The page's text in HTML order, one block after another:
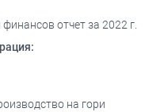
отчет за 2022 г.
на гори